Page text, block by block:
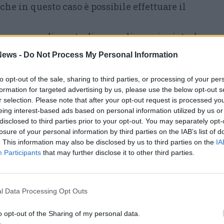
- Do Not Process My Personal Information
opt-out of the sale, sharing to third parties, or processing of your
for targeted advertising by us, please use the below opt-out
selection. Please note that after your opt-out request is processed
interest-based ads based on personal information utilized by us
to third parties prior to your opt-out. You may separately
of your personal information by third parties on the IAB’s list of
This information may also be disclosed by us to third parties on the
Participants that may further disclose it to other third parties.
Data Processing Opt Outs
opt-out of the Sharing of my personal data.
in questo caso è possibile effettuare il
provvedimento di sorveglianza inviato da
da eseguire in farmacia
di quarantena inviato da Ats):
appuntamento in un punto tamponi
antigenici rapidi con esito positivo
con test molecolaree pertanto sono
di Ats Milano
la tabella riassuntiva dei